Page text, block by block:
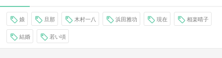
娘 旦那 木村一八 浜田雅功 現在 相楽晴子
結婚 若い頃